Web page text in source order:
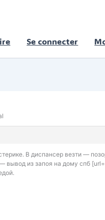
Se connecter
В диспансер везти —
вывод из запоя на дому спб